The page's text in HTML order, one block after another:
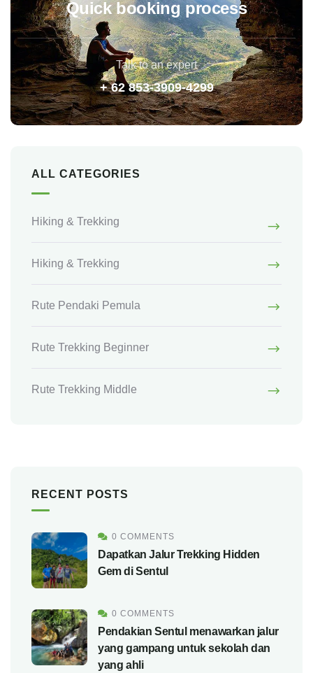
Quick booking process
Talk to an expert
+ 62 853-3909-4299
ALL CATEGORIES
Hiking & Trekking
Hiking & Trekking
Rute Pendaki Pemula
Rute Trekking Beginner
Rute Trekking Middle
RECENT POSTS
0 COMMENTS
Dapatkan Jalur Trekking Hidden
Gem di Sentul
0 COMMENTS
Pendakian Sentul menawarkan jalur
yang gampang untuk sekolah dan
yang ahli